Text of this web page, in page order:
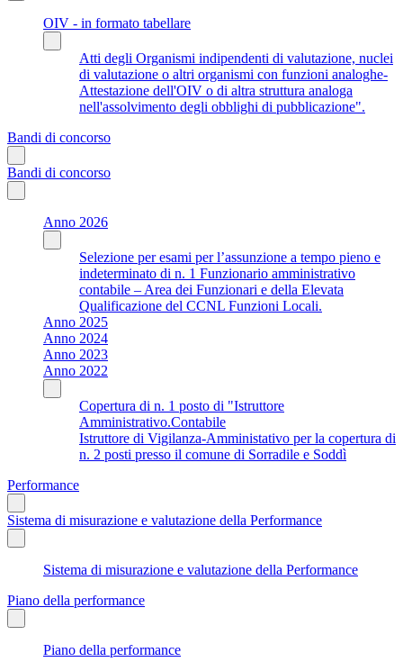
OIV - in formato tabellare
Atti degli Organismi indipendenti di valutazione, nuclei
di valutazione o altri organismi con funzioni analoghe-
Attestazione dell'OIV o di altra struttura analoga
nell'assolvimento degli obblighi di pubblicazione".
Bandi di concorso
Bandi di concorso
Anno 2026
Selezione per esami per l’assunzione a tempo pieno e
indeterminato di n. 1 Funzionario amministrativo
contabile – Area dei Funzionari e della Elevata
Qualificazione del CCNL Funzioni Locali.
Anno 2025
Anno 2024
Anno 2023
Anno 2022
Copertura di n. 1 posto di "Istruttore
Amministrativo.Contabile
Istruttore di Vigilanza-Amministativo per la copertura di
n. 2 posti presso il comune di Sorradile e Soddì
Performance
Sistema di misurazione e valutazione della Performance
Sistema di misurazione e valutazione della Performance
Piano della performance
Piano della performance